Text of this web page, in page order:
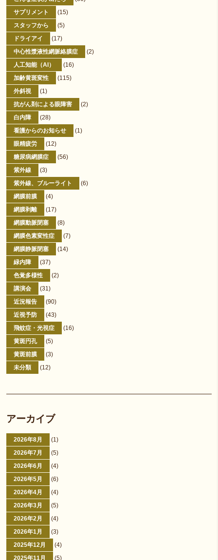
サプリメント
(15)
スタッフから
(5)
ドライアイ
(17)
中心性漿液性網脈絡膜症
(2)
人工知能（AI）
(16)
加齢黄斑変性
(115)
外斜視
(1)
抗がん剤による眼障害
(2)
白内障
(28)
看護からのお知らせ
(1)
眼精疲労
(12)
糖尿病網膜症
(56)
紫外線
(3)
紫外線、ブルーライト
(6)
網膜前膜
(4)
網膜剥離
(17)
網膜動脈閉塞
(8)
網膜色素変性症
(7)
網膜静脈閉塞
(14)
緑内障
(37)
色覚多様性
(2)
講演会
(31)
近況報告
(90)
近視予防
(43)
飛蚊症・光視症
(16)
黄斑円孔
(5)
黄斑前膜
(3)
未分類
(12)
アーカイブ
2026年8月
(1)
2026年7月
(5)
2026年6月
(4)
2026年5月
(6)
2026年4月
(4)
2026年3月
(5)
2026年2月
(4)
2026年1月
(3)
2025年12月
(4)
2025年11月
(5)